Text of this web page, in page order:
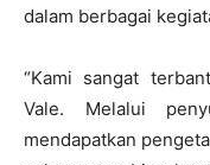
dalam berbagai
“Kami sangat
Vale. Melalui
mendapatkan